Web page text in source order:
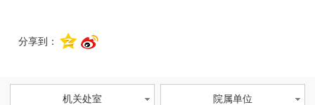
分享到：
机关处室 院属单位